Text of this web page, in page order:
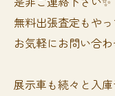
無料出張査定もや
お気軽にお問い合わ
展示車も続々と入